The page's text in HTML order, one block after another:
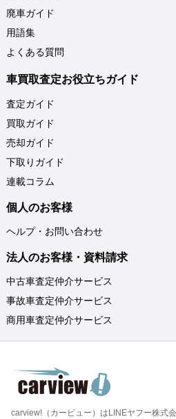
廃車ガイド
用語集
よくある質問
車買取査定お役立ちガイド
査定ガイド
買取ガイド
売却ガイド
下取りガイド
連載コラム
個人のお客様
ヘルプ・お問い合わせ
法人のお客様・資料請求
中古車査定仲介サービス
事故車査定仲介サービス
商用車査定仲介サービス
carview!（カービュー）はLINEヤフー株式